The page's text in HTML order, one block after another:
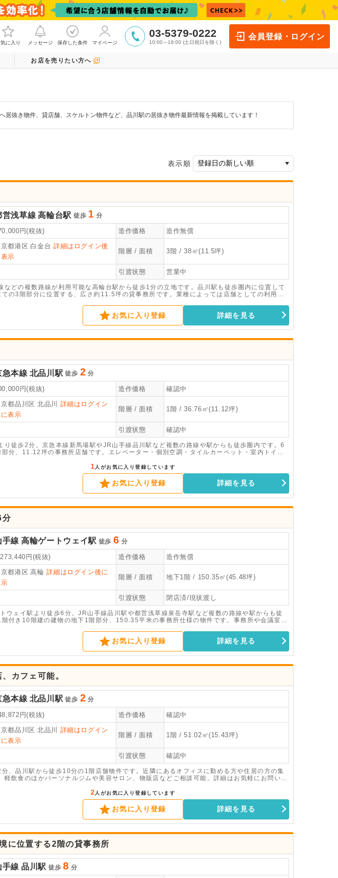
に入り メッセージ 保存した条件 マイページ
03-5379-0222
10:00～18:00 (土日祝日を除く)
会員登録・ログイン
お店を売りたい方へ
抜き物件、貸店舗、スケルトン物件など、品川駅の居抜き物件最新情報を掲載しています！
表示順
営浅草線 高輪台駅 徒歩 1 分
円(税抜) 造作価格 造作無償
都港区 白金台 詳細はログイン後
示
階層 / 面積 3階 / 38㎡(11.5坪)
引渡状態 営業中
などの複数路線が利用可能な高輪台駅から徒歩1分の立地です。品川駅も徒歩圏内に位置して
の3階部分に位置する、広さ約11.5坪の貸事務所です。業種によっては店舗としての利用も
お気に入り登録 詳細を見る
急本線 北品川駅 徒歩 2 分
円(税抜) 造作価格 確認中
都品川区 北品川 詳細はログイン
表示
階層 / 面積 1階 / 36.76㎡(11.12坪)
引渡状態 確認中
り徒歩2分。京急本線新馬場駅やJR山手線品川駅など複数の路線や駅からも徒歩圏内です。6
分、11.12坪の事務所店舗です。エレベーター・個別空調・タイルカーペット・室内トイレ
1 人がお気に入り登録しています
お気に入り登録 詳細を見る
分
手線 高輪ゲートウェイ駅 徒歩 6 分
円(税抜) 造作価格 造作無償
都港区 高輪詳細はログイン後に
階層 / 面積 地下1階 / 150.35㎡(45.48坪)
引渡状態 閉店済/現状渡し
ウェイ駅より徒歩6分。JR山手線品川駅や都営浅草線泉岳寺駅など複数の路線や駅からも徒
付き10階建の建物の地下1階部分、150.35平米の事務所仕様の物件です。事務所や会議室に
お気に入り登録 詳細を見る
カフェ可能。
急本線 北品川駅 徒歩 2 分
円(税抜) 造作価格 確認中
都品川区 北品川 詳細はログイン
表示
階層 / 面積 1階 / 51.02㎡(15.43坪)
引渡状態 確認中
、品川駅から徒歩10分の1階店舗物件です。近隣にあるオフィスに勤める方や住居の方の集
軽飲食のほかパーソナルジムや美容サロン、物販店などご相談可能。詳細はお気軽にお問い合
2 人がお気に入り登録しています
お気に入り登録 詳細を見る
に位置する2階の貸事務所
手線 品川駅 徒歩 8 分